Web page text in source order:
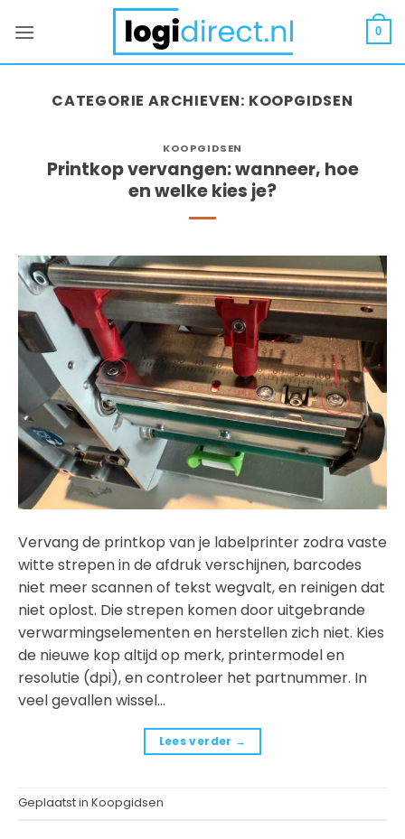
naar
0
CATEGORIE ARCHIEVEN: KOOPGIDSEN
KOOPGIDSEN
Printkop vervangen: wanneer, hoe
en welke kies je?
Vervang de printkop van je labelprinter zodra vaste
witte strepen in de afdruk verschijnen, barcodes
niet meer scannen of tekst wegvalt, en reinigen dat
niet oplost. Die strepen komen door uitgebrande
verwarmingselementen en herstellen zich niet. Kies
de nieuwe kop altijd op merk, printermodel en
resolutie (dpi), en controleer het partnummer. In
veel gevallen wissel…
Lees verder →
Geplaatst in Koopgidsen